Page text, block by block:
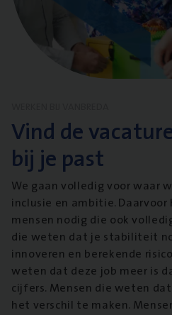
Vind de
bij je past
We gaan volledig voor waar
inclusie en ambitie.
mensen nodig die ook
die weten dat je stabiliteit
innoveren en berekende
weten dat deze job meer is
cijfers. Mensen die weten
het verschil te maken.